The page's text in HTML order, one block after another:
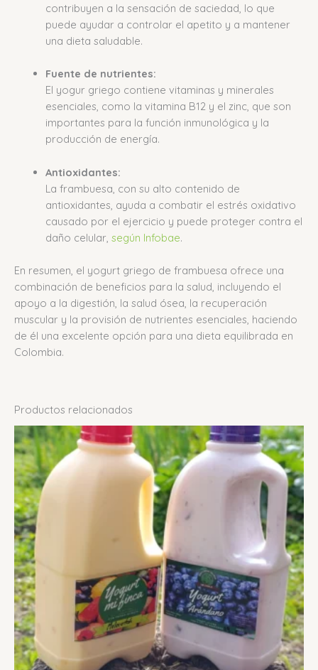
contribuyen a la sensación de saciedad, lo que
puede ayudar a controlar el apetito y a mantener
una dieta saludable.
Fuente de nutrientes:
El yogur griego contiene vitaminas y minerales
esenciales, como la vitamina B12 y el zinc, que son
importantes para la función inmunológica y la
producción de energía.
Antioxidantes:
La frambuesa, con su alto contenido de
antioxidantes, ayuda a combatir el estrés oxidativo
causado por el ejercicio y puede proteger contra el
daño celular, según Infobae.
En resumen, el yogurt griego de frambuesa ofrece una
combinación de beneficios para la salud, incluyendo el
apoyo a la digestión, la salud ósea, la recuperación
muscular y la provisión de nutrientes esenciales, haciendo
de él una excelente opción para una dieta equilibrada en
Colombia.
Productos relacionados